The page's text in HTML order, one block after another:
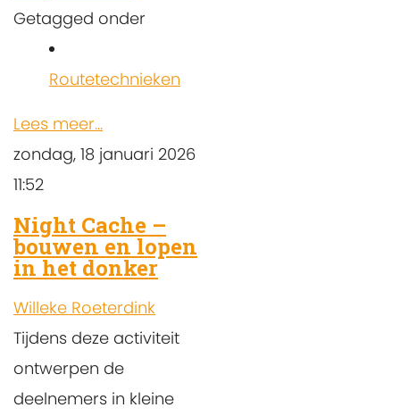
Getagged onder
Routetechnieken
Lees meer...
zondag, 18 januari 2026
11:52
Night Cache –
bouwen en lopen
in het donker
Willeke Roeterdink
Tijdens deze activiteit
ontwerpen de
deelnemers in kleine